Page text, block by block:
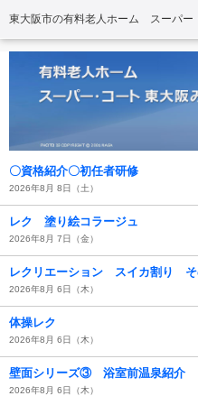
東大阪市の有料老人ホーム スーパー
〇資格紹介〇初任者研修
2026年8月 8日（土）
レク 塗り絵コラージュ
2026年8月 7日（金）
レクリエーション スイカ割り
2026年8月 6日（木）
体操レク
2026年8月 6日（木）
壁面シリーズ③ 浴室前温泉紹介
2026年8月 6日（木）